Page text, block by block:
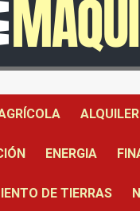
ALQUILER
ENERGIA
DE TIERRAS